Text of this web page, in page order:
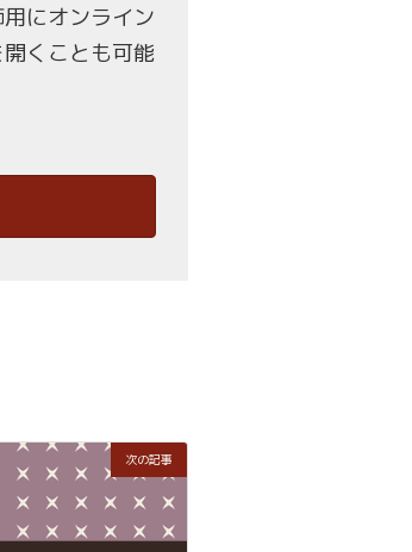
にオンライン
くことも可能
次の記事